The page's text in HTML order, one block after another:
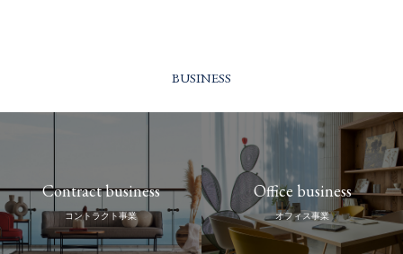
BUSINESS
Contract business
コントラクト事業
Office business
オフィス事業